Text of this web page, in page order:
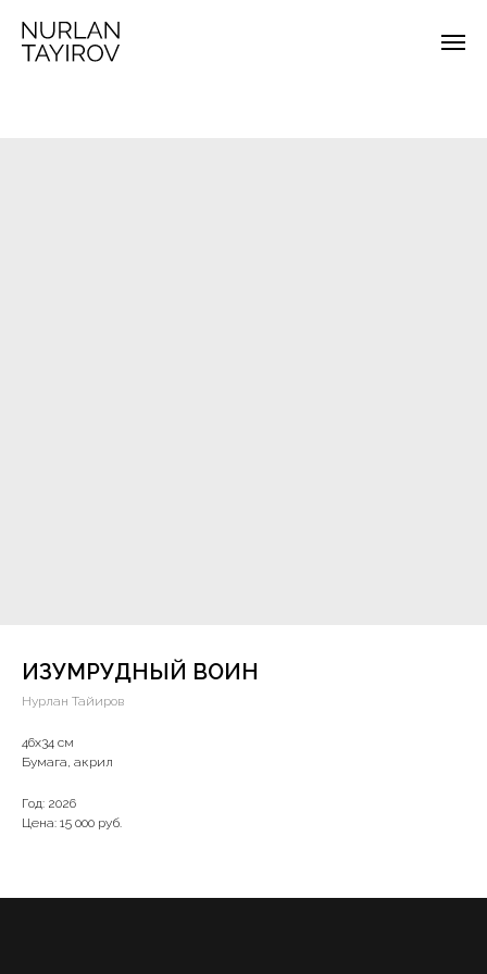
ИЗУМРУДНЫЙ ВОИН
Нурлан Тайиров
46х34 см
Бумага, акрил
Год: 2026
Цена: 15 000 руб.